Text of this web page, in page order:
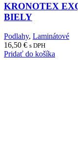
KRONOTEX
BIELY
Podlahy, Laminátové
16,50 € s DPH
Pridať do košíka